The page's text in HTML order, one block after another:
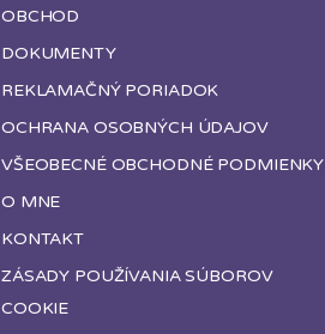
OBCHOD
DOKUMENTY
REKLAMAČNÝ PORIADOK
OCHRANA OSOBNÝCH ÚDAJOV
VŠEOBECNÉ OBCHODNÉ PODMIENKY
O MNE
KONTAKT
ZÁSADY POUŽÍVANIA SÚBOROV
COOKIE